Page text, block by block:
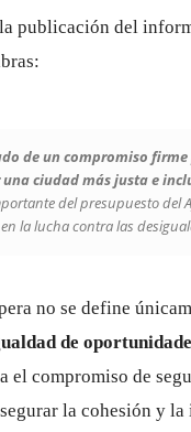
publicación del
de un compromiso
ciudad más justa e
del presupuesto del
la lucha contra las
no se define
de
el compromiso de
la cohesión y la